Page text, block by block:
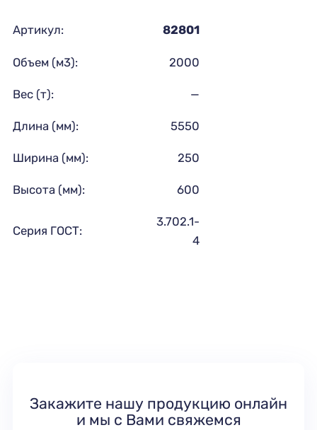
Артикул: 82801
Объем (м3): 2000
Вес (т): —
Длина (мм): 5550
Ширина (мм): 250
Высота (мм): 600
Серия ГОСТ:
3.702.1-
4
Закажите нашу продукцию онлайн
и мы с Вами свяжемся